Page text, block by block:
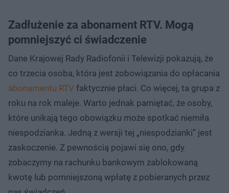
Zadłużenie za abonament RTV. Mogą
pomniejszyć ci świadczenie
Dane Krajowej Rady Radiofonii i Telewizji pokazują, że
co trzecia osoba, która jest zobowiązania do opłacania
abonamentu RTV faktycznie płaci. Co więcej, ta grupa z
roku na rok maleje. Warto jednak pamiętać, że osoby,
które unikają tego obowiązku może spotkać niemiła
niespodzianka. Jedną z wersji tej „niespodzianki” jest
zaskoczenie. Z pewnością pojawi się ono, gdy
zobaczymy na rachunku bankowym zablokowaną
kwotę lub pomniejszoną wpłatę z pobieranych przez